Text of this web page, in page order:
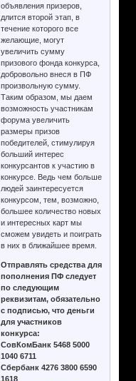
объявления призеров,
длится второй этап, в
течение которого все
желающие, могут
увеличить сумму
призового фонда конкурса,
добровольно внеся в ПФ
произвольную сумму.
Таким образом, мы даем
возможность участникам
форума увеличить
размеры призов
победителей, стимулируя
больший интерес
конкурсантов к участию в
конкурсе. Ведь чем больше
людей заинтересуется
конкурсом, тем, возможно,
большее количество новых
и интересных карт мы
сможем увидеть и поиграть
в них в ближайшее время.
Отправлять средства для
пополнения ПФ следует
по следующим
реквизитам, обязательно
с подписью, что деньги
для участников
конкурса:
СовКомБанк 5468 5000
1040 6711
Сбербанк 4276 3800 6590
1618